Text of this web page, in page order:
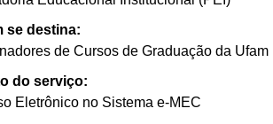
se destina:
de Cursos de Graduação da Ufam
do serviço:
Eletrônico no Sistema e-MEC